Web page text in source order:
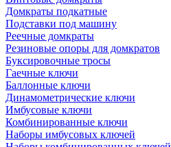
Домкраты подкатные
Подставки под машину
Реечные домкраты
Резиновые опоры для домкратов
Буксировочные тросы
Гаечные ключи
Баллонные ключи
Динамометрические ключи
Имбусовые ключи
Комбинированные ключи
Наборы имбусовых ключей